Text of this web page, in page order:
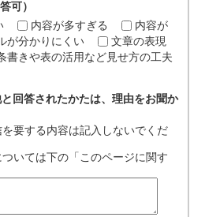
可）
内容が多すぎる
内容が
が分かりにくい
文章の表現
書きや表の活用など見せ方の工夫
回答されたかたは、理由をお聞か
要する内容は記入しないでくだ
いては下の「このページに関す